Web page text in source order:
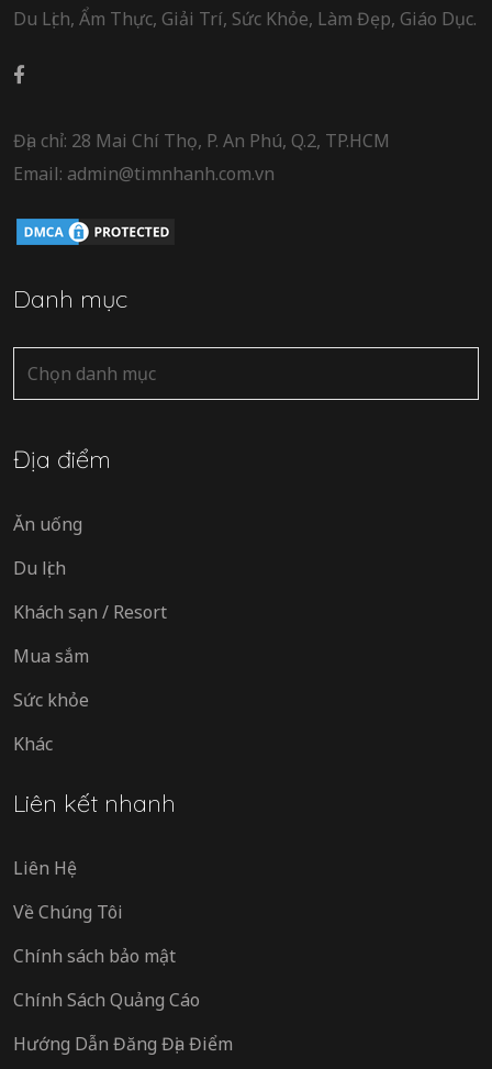
Du Lịch, Ẩm Thực, Giải Trí, Sức Khỏe, Làm Đẹp, Giáo Dục.
Địa chỉ: 28 Mai Chí Thọ, P. An Phú, Q.2, TP.HCM
Email: admin@timnhanh.com.vn
Danh mục
Danh
mục
Địa điểm
Ăn uống
Du lịch
Khách sạn / Resort
Mua sắm
Sức khỏe
Khác
Liên kết nhanh
Liên Hệ
Về Chúng Tôi
Chính sách bảo mật
Chính Sách Quảng Cáo
Hướng Dẫn Đăng Địa Điểm